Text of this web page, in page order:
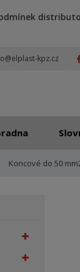
kpz.cz
Koncové do 50